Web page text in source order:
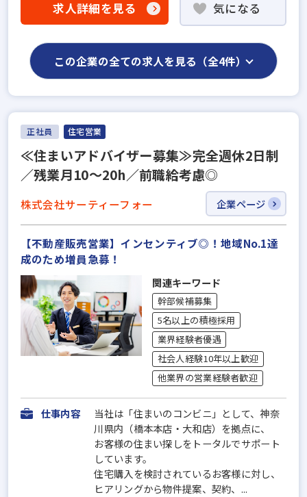
求人詳細を見る 気になる
この企業の全ての求人を見る（全4件）
正社員 住宅営業
≪住まいアドバイザー募集≫完全週休2日制
／残業月10～20h／前職給考慮◎
株式会社サーティーフォー 企業ページ
【不動産販売営業】インセンティブ◎！地域No.1達
成のため増員急募！
関連キーワード
幹部候補募集
5名以上の積極採用
業界経験者優遇
社会人経験10年以上歓迎
他業界の営業経験者歓迎
仕事内容
当社は「住まいのコンビニ」として、神奈
川県内（橋本本店・大和店）を拠点に、
お客様の住まい探しをトータルでサポート
しています。
住宅購入を検討されているお客様に対し、
ヒアリングから物件提案、契約、...